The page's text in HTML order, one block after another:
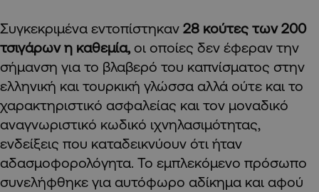
Συγκεκριμένα εντοπίστηκαν 28 κούτες των 200
τσιγάρων η καθεμία, οι οποίες δεν έφεραν την
σήμανση για το βλαβερό του καπνίσματος στην
ελληνική και τουρκική γλώσσα αλλά ούτε και το
χαρακτηριστικό ασφαλείας και τον μοναδικό
αναγνωριστικό κωδικό ιχνηλασιμότητας,
ενδείξεις που καταδεικνύουν ότι ήταν
αδασμοφορολόγητα. Το εμπλεκόμενο πρόσωπο
συνελήφθηκε για αυτόφωρο αδίκημα και αφού